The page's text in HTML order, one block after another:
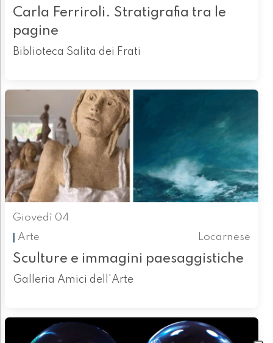
Carla Ferriroli. Stratigrafia tra le
pagine
Biblioteca Salita dei Frati
Giovedì 04
Arte
Locarnese
Sculture e immagini paesaggistiche
Galleria Amici dell'Arte